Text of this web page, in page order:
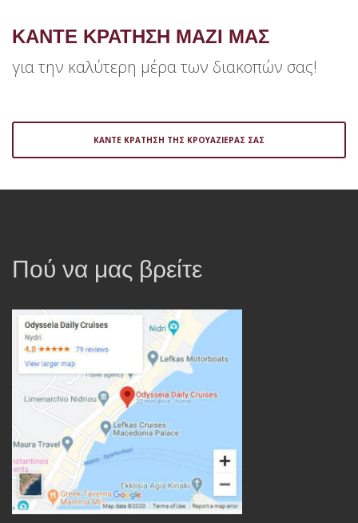
ΚΑΝΤΕ ΚΡΑΤΗΣΗ ΜΑΖΙ ΜΑΣ
για την καλύτερη μέρα των διακοπών σας!
ΚΑΝΤΕ ΚΡΑΤΗΣΗ ΤΗΣ ΚΡΟΥΑΖΙΕΡΑΣ ΣΑΣ
Πού να μας βρείτε